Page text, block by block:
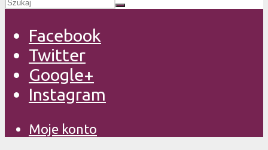
Facebook
Twitter
Google+
Instagram
Moje konto